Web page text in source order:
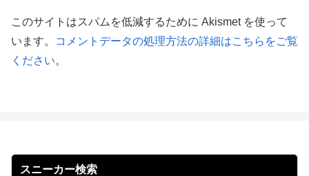
このサイトはスパムを低減するために Akismet を使って
います。
コメントデータの処理方法の詳細はこちらをご覧
ください。
スニーカー検索